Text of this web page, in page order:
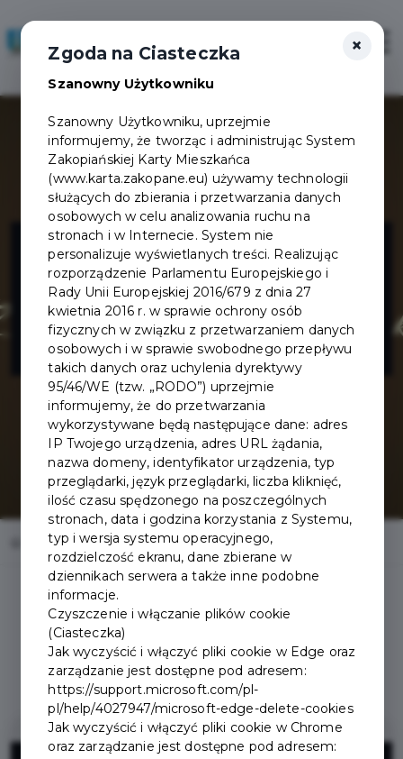
Restauracja
Zakopiańskie
Smaki
Home Oferty Restauracja Zakopiańskie Smaki
Regulamin i warunki
×
Zgoda na Ciasteczka
Szanowny Użytkowniku
Szanowny Użytkowniku, uprzejmie
informujemy, że tworząc i administrując System
Zakopiańskiej Karty Mieszkańca
(www.karta.zakopane.eu) używamy technologii
służących do zbierania i przetwarzania danych
osobowych w celu analizowania ruchu na
stronach i w Internecie. System nie
personalizuje wyświetlanych treści. Realizując
rozporządzenie Parlamentu Europejskiego i
Rady Unii Europejskiej 2016/679 z dnia 27
kwietnia 2016 r. w sprawie ochrony osób
fizycznych w związku z przetwarzaniem danych
osobowych i w sprawie swobodnego przepływu
takich danych oraz uchylenia dyrektywy
95/46/WE (tzw. „RODO”) uprzejmie
informujemy, że do przetwarzania
wykorzystywane będą następujące dane: adres
IP Twojego urządzenia, adres URL żądania,
nazwa domeny, identyfikator urządzenia, typ
przeglądarki, język przeglądarki, liczba kliknięć,
ilość czasu spędzonego na poszczególnych
stronach, data i godzina korzystania z Systemu,
typ i wersja systemu operacyjnego,
rozdzielczość ekranu, dane zbierane w
dziennikach serwera a także inne podobne
informacje.
Czyszczenie i włączanie plików cookie
(Ciasteczka)
Jak wyczyścić i włączyć pliki cookie w Edge oraz
zarządzanie jest dostępne pod adresem:
https://support.microsoft.com/pl-
pl/help/4027947/microsoft-edge-delete-cookies
Jak wyczyścić i włączyć pliki cookie w Chrome
oraz zarządzanie jest dostępne pod adresem: